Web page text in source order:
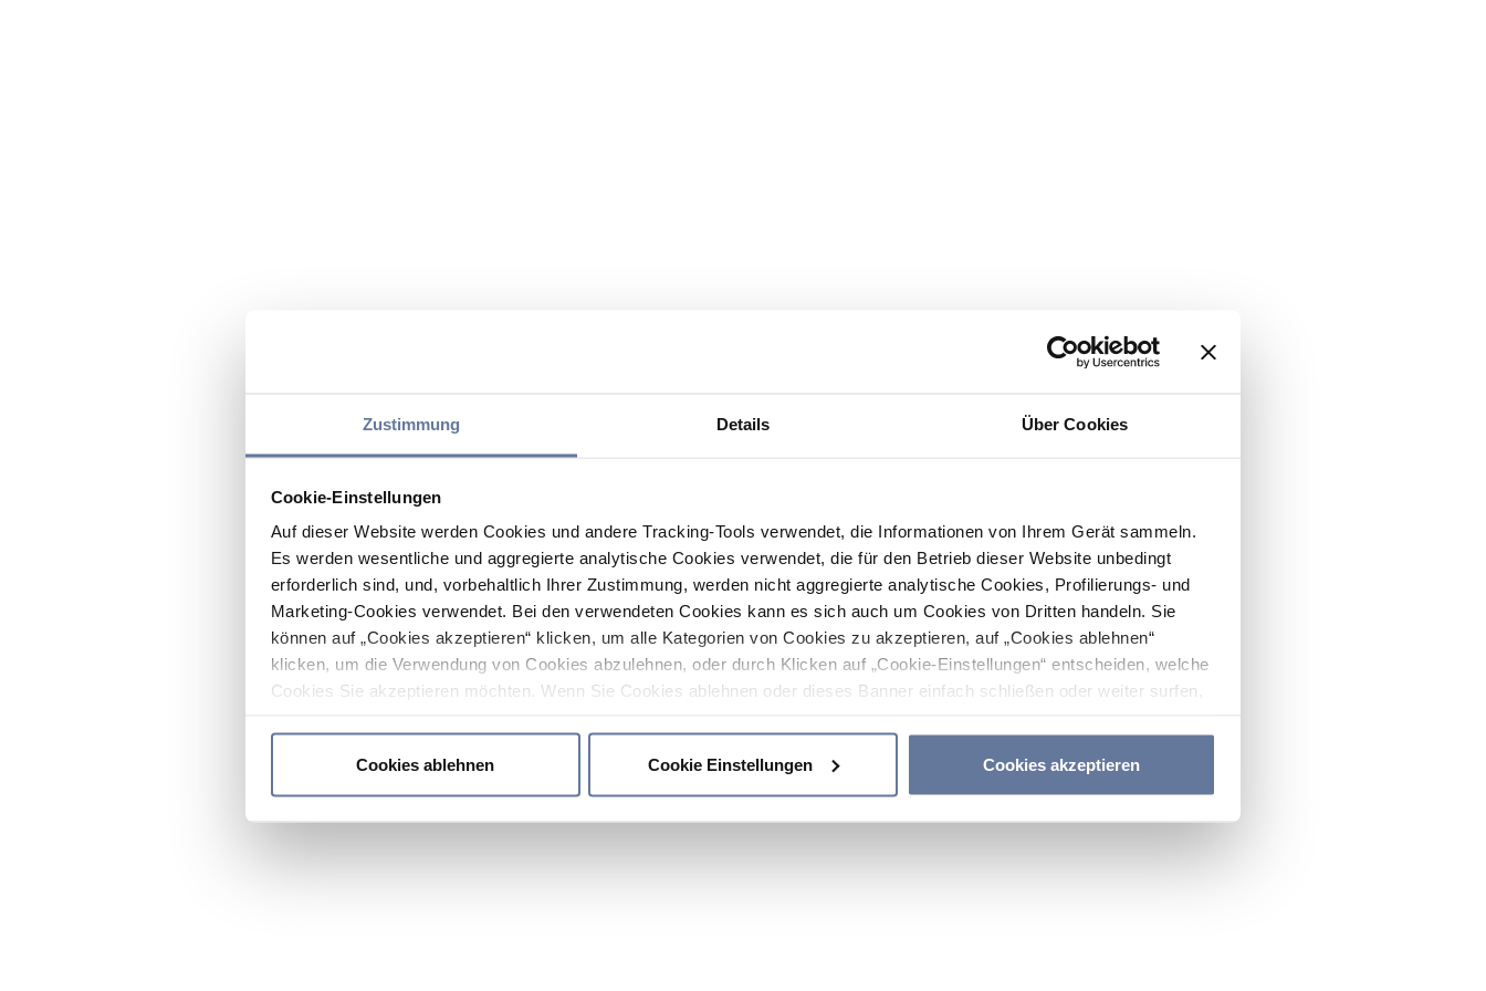
Zustimmung Details Über Cookies
Cookie-Einstellungen
Auf dieser Website werden Cookies und andere Tracking-Tools verwendet, die Informationen von Ihrem Gerät sammeln.
Es werden wesentliche und aggregierte analytische Cookies verwendet, die für den Betrieb dieser Website unbedingt
erforderlich sind, und, vorbehaltlich Ihrer Zustimmung, werden nicht aggregierte analytische Cookies, Profilierungs- und
Marketing-Cookies verwendet. Bei den verwendeten Cookies kann es sich auch um Cookies von Dritten handeln. Sie
können auf „Cookies akzeptieren“ klicken, um alle Kategorien von Cookies zu akzeptieren, auf „Cookies ablehnen“
klicken, um die Verwendung von Cookies abzulehnen, oder durch Klicken auf „Cookie-Einstellungen“ entscheiden, welche
Cookies Sie akzeptieren möchten. Wenn Sie Cookies ablehnen oder dieses Banner einfach schließen oder weiter surfen,
Cookies ablehnen
Cookie Einstellungen Cookies akzeptieren